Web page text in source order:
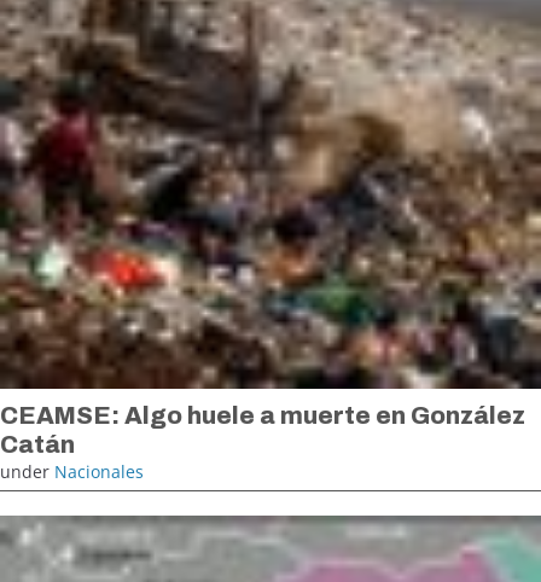
CEAMSE: Algo huele a muerte en González
Catán
under Nacionales